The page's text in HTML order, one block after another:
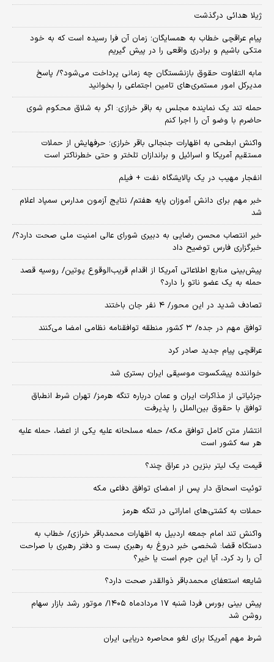
ژیلا هدائی درگذشت
پیام عراقچی خطاب به همسایگان؛ زمان آن فرا رسیده است که به خود
متکی باشیم و برادری واقعی را در پیش گیریم
مابه التفاوت حقوق بازنشستگان چه زمانی پرداخت می‌شود؟/ پاسخ
مدیرکل امور مستمری‌های تامین اجتماعی را بخوانید
حمله تند یک نماینده مجلس به باقر خرازی: اگر به شلاق محکوم شوی
حاضرم با وضو آن را اجرا کنم
واکنش ابطحی به اظهارات جنجالی باقر خرازی؛ حرفهایش از حملات
مستقیم آمریکا و اسرائیل و براندازان تلختر و حتی خطرناکتر است
انفجار مهیب در یک پالایشگاه نفت + فیلم
خبر مهم برای دانش آموزان پایه هفتم/ نتایج آزمون مدارس سمپاد اعلام
شد
خبر انتصاب محسن رضایی به دبیری شورای عالی امنیت ملی صحت دارد؟/
خبرگزاری فارس توضیح داد
پیش‌بینی منابع اطلاعاتی آمریکا از اقدام قریب‌الوقوع پوتین/ روسیه قصد
حمله به یک عضو ناتو را دارد؟
تصادف شدید در این محور/ ۴ نفر جان باختند
توافق مهم در جده/ ۳ کشور منطقه توافقنامه نظامی امضا می‌کنند
عراقچی پیام جدید صادر کرد
خواننده پیشکسوت موسیقی ایران بستری شد
جزئیاتی از مذاکرات ایران و عمان درباره تنگه هرمز/ تهران شرط انطباق
توافق با حقوق بین‌الملل را پذیرفت
انتشار متن کامل توافق مکه/ حمله مسلحانه علیه یکی از اعضا، حمله علیه
هر سه کشور است
قیمت یک لیتر بنزین در عراق چند؟
توئیت اسحاق دار پس از امضای توافق دفاعی مکه
حملات به کشتی‌های اماراتی در تنگه هرمز
واکنش تند امام جمعه اردبیل به اظهارات محمدباقر خرازی/ خطاب به
دستگاه قضا: شخصی خبر دروغ به رهبری بست و دفتر رهبری با صراحت
آن را رد کرد، آیا این جرم است یا خیر؟
شایعه استعفای محمدباقر ذوالقدر صحت دارد؟
پیش بینی بورس فردا شنبه ۱۷ مردادماه ۱۴۰۵/ موتور رشد بازار سهام
روشن شد
شرط مهم آمریکا برای لغو محاصره دریایی ایران